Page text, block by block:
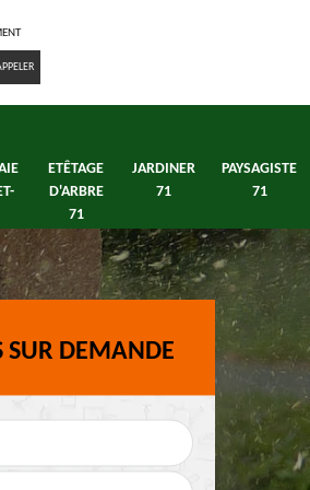
ETÊTAGE
D'ARBRE
71
JARDINER
71
PAYSAGISTE
71
Elagage arbre fruitier
71
SUR DEMANDE